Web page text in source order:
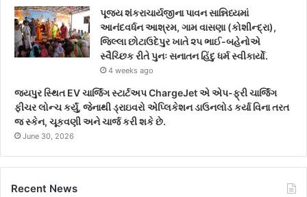
પૂજ્ય શંકરાચાર્યજીના પાવન સાન્નિધ્યમાં
આનંદવર્ધન આશ્રમ, ગામ વાસણા (કોશીન્દ્રા),
જિલ્લા છોટાઉદેપુર ખાતે ૨૫ ભાઈ-બહેનોએ
સ્વૈચ્છિક રીતે પુનઃ સનાતન હિંદુ ધર્મ સ્વીકાર્યો.
4 weeks ago
જયપુર સ્થિત EV ચાર્જિંગ સ્ટાર્ટઅપ ChargeJet એ એપ-ફ્રી ચાર્જિંગ
ફીચર લોન્ચ કર્યું, જેનાથી ડ્રાઇવરો એપ્લિકેશન ડાઉનલોડ કર્યા વિના તરત
જ સ્કેન, ચૂકવણી અને ચાર્જ કરી શકે છે.
June 30, 2026
Recent News